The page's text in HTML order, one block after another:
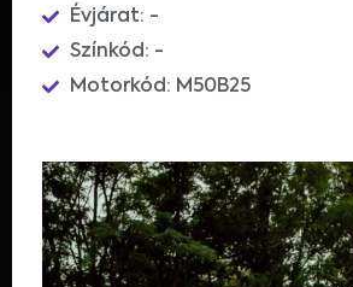
Évjárat: -
Színkód: -
Motorkód: M50B25